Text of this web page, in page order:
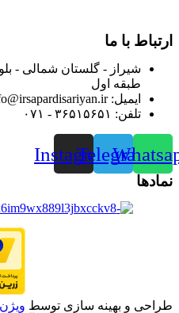
ارتباط با ما
شیراز - گلستان شمالی -
طبقه اول
ایمیل: info@irsapardisariyan.ir
تلفن: ۳۶۵۱۵۶۵۱ - ۰۷۱
Telegram
Instagram
نمادها
طراحی و بهینه سازی توسط